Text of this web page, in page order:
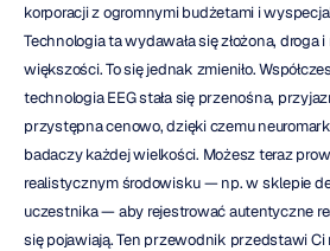
korporacji z ogromnymi budżetami i
Technologia ta wydawała się złożona, droga
większości. To się jednak zmieniło.
technologia EEG stała się przenośna,
przystępna cenowo, dzięki czemu
badaczy każdej wielkości. Możesz teraz
realistycznym środowisku — np. w sklepie
uczestnika — aby rejestrować autentyczne
się pojawiają. Ten przewodnik przedstawi